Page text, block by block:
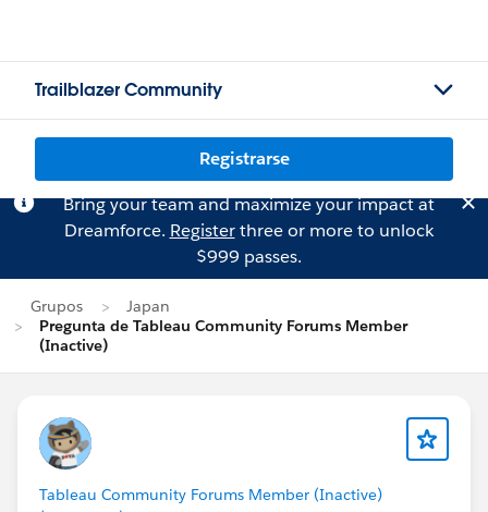
Trailblazer Community
Registrarse
Bring your team and maximize your impact at
Dreamforce. Registerthree or more to unlock
$999 passes.
Grupos
Japan
Pregunta de Tableau Community Forums Member
(Inactive)
Tableau Community Forums Member (Inactive)